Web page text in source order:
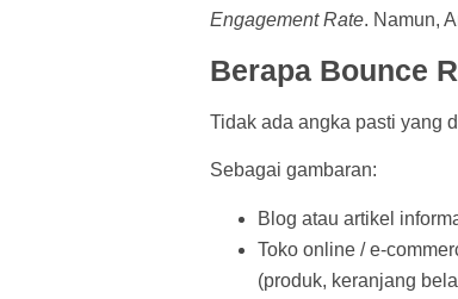
Engagement Rate. Namun,
Berapa Bounce
Tidak ada angka pasti yang
Sebagai gambaran:
Blog atau artikel
Toko online / e-
(produk, keranjang